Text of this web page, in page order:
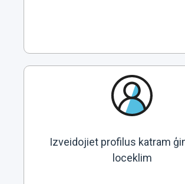
Izveidojiet profilus katram
loceklim